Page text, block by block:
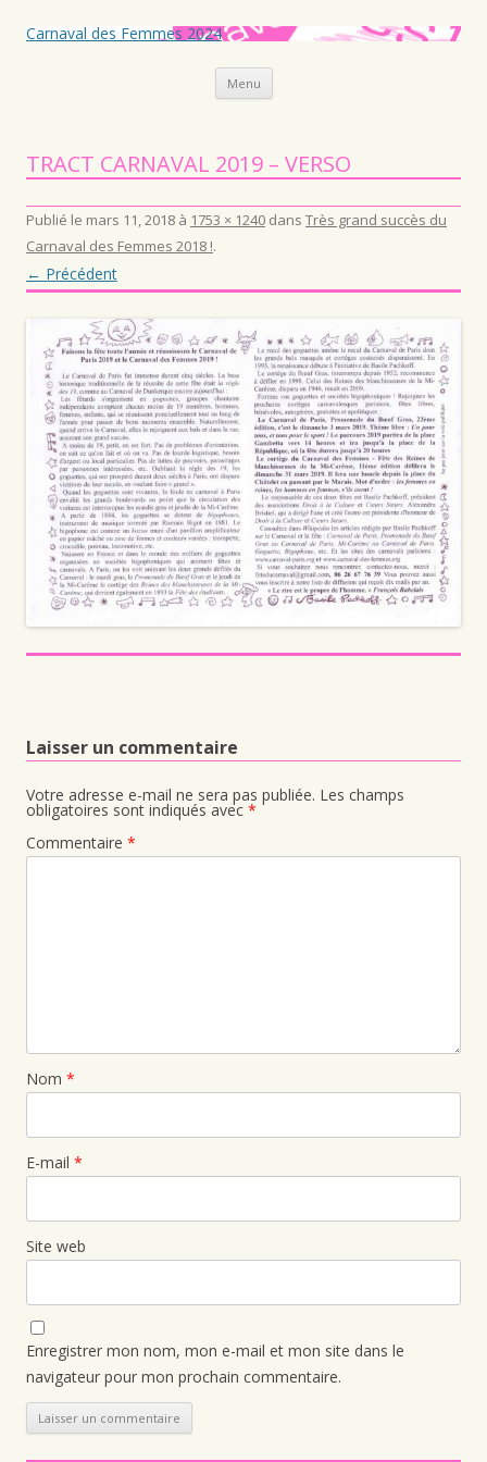
Carnaval des Femmes 2024
Menu Aller au contenu principal
TRACT CARNAVAL 2019 – VERSO
Publié le mars 11, 2018 à 1753 × 1240 dans Très grand succès du
Carnaval des Femmes 2018 !.
← Précédent
Laisser un commentaire
Votre adresse e-mail ne sera pas publiée. Les champs
obligatoires sont indiqués avec *
Commentaire *
Nom *
E-mail *
Site web
Enregistrer mon nom, mon e-mail et mon site dans le
navigateur pour mon prochain commentaire.